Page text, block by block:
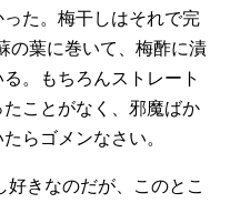
た。梅干しはそれで完
の葉に巻いて、梅酢に漬
。もちろんストレート
ことがなく、邪魔ばか
らゴメンなさい。
きなのだが、このとこ